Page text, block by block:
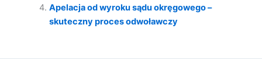
Apelacja od wyroku sądu okręgowego –
skuteczny proces odwoławczy